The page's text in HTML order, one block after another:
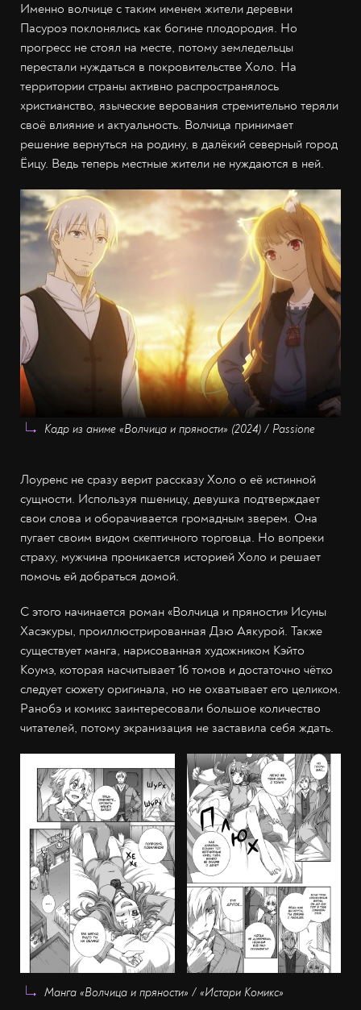
Именно волчице с таким именем жители деревни
Пасуроэ поклонялись как богине плодородия. Но
прогресс не стоял на месте, потому земледельцы
перестали нуждаться в покровительстве Холо. На
территории страны активно распространялось
христианство, языческие верования стремительно теряли
своё влияние и актуальность. Волчица принимает
решение вернуться на родину, в далёкий северный город
Ёицу. Ведь теперь местные жители не нуждаются в ней.
Кадр из аниме «Волчица и пряности» (2024) / Passione
Лоуренс не сразу верит рассказу Холо о её истинной
сущности. Используя пшеницу, девушка подтверждает
свои слова и оборачивается громадным зверем. Она
пугает своим видом скептичного торговца. Но вопреки
страху, мужчина проникается историей Холо и решает
помочь ей добраться домой.
С этого начинается роман «Волчица и пряности» Исуны
Хасэкуры, проиллюстрированная Дзю Аякурой. Также
существует манга, нарисованная художником Кэйто
Коумэ, которая насчитывает 16 томов и достаточно чётко
следует сюжету оригинала, но не охватывает его целиком.
Ранобэ и комикс заинтересовали большое количество
читателей, потому экранизация не заставила себя ждать.
Манга «Волчица и пряности» / «Истари Комикс»